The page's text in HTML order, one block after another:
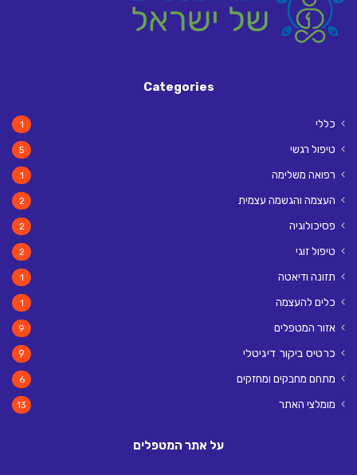
Categories
כללי 1
טיפול רגשי 5
רפואה משלימה 1
העצמה והגשמה עצמית 2
פסיכולוגיה 2
טיפול זוגי 2
תזונה ודיאטה 1
כלים להעצמה 1
אזור המטפלים 9
כרטיס ביקור דיגיטלי 9
מתחם מחבקים ומחזקים 6
מומלצי האתר 13
על אתר המטפלים